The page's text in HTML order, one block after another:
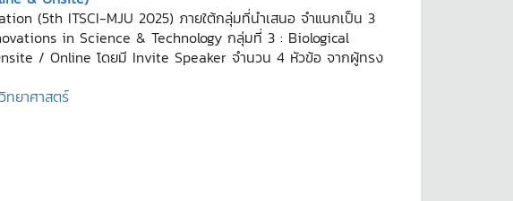
(5th ITSCI-MJU 2025) ภายใต้กลุ่มที่นำเสนอ จำแนกเป็น 3
in Science & Technology กลุ่มที่ 3 : Biological
/ Online โดยมี Invite Speaker จำนวน 4 หัวข้อ จากผู้ทรง
วิทยาศาสตร์